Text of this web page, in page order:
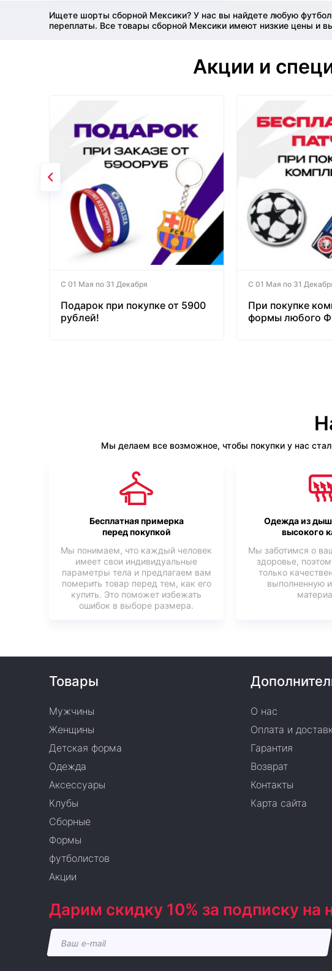
Ищете шорты сборной Мексики? У нас вы найдете любую
переплаты. Все товары сборной Мексики имеют низкие цены и
Акции и
С 01 Мая по 31 Декабря
Подарок при покупке от 5900
рублей!
С 01 Мая по 31
При покупке
формы любого
Мы делаем все возможное, чтобы покупки у нас
Бесплатная примерка
перед покупкой
Мы понимаем, что каждый человек
имеет свои индивидуальные
параметры тела и предлагаем вам
померить товар перед тем, как его
купить. Это поможет избежать
ошибок в выборе размера.
Одежда из
высокого
Мы заботимся о
здоровье,
только
выполненную
Товары
Мужчины
Женщины
Детская форма
Одежда
Аксессуары
Клубы
Сборные
Формы
футболистов
Акции
О нас
Оплата и
Гарантия
Возврат
Контакты
Карта сайта
Дарим скидку 10% за подписку на